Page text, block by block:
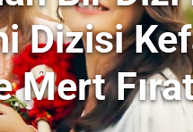
Dizisi
Mert